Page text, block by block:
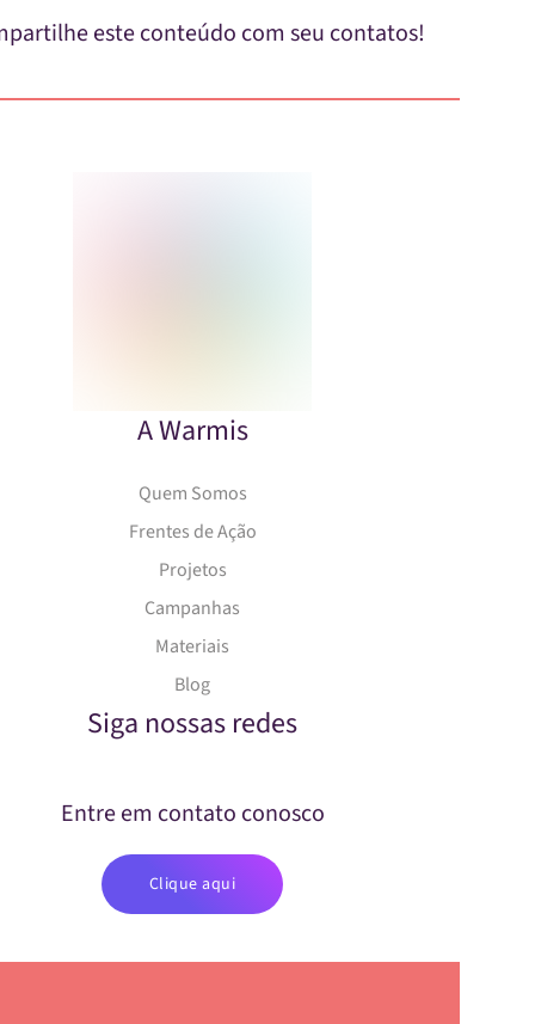
este conteúdo com seu contatos!
A Warmis
Quem Somos
Frentes de Ação
Projetos
Campanhas
Materiais
Blog
Siga nossas redes
Entre em contato conosco
Clique aqui